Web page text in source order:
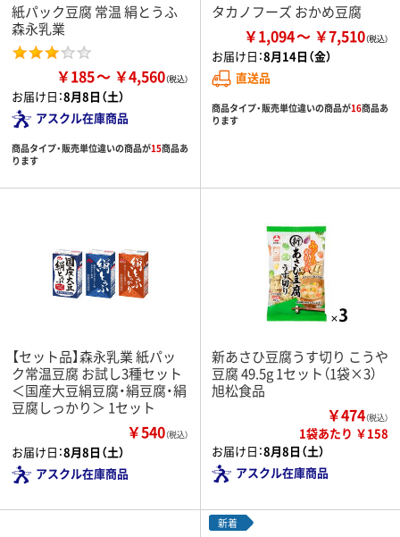
紙パック豆腐 常温 絹とうふ
森永乳業
￥185 ￥4,560
お届け日：8月8日（土）
アスクル在庫商品
商品タイプ・販売単位違いの商品が15商品あ
ります
タカノフーズ おかめ豆腐
￥1,094 ￥7,510
お届け日：8月14日（金）
直送品
商品タイプ・販売単位違いの商品が16商品あ
ります
【セット品】森永乳業 紙パッ
ク常温豆腐 お試し3種セット
＜国産大豆絹豆腐・絹豆腐・絹
豆腐しっかり＞ 1セット
￥540（税込）
お届け日：8月8日（土）
アスクル在庫商品
新あさひ豆腐うす切り こうや
豆腐 49.5g 1セット（1袋×3）
旭松食品
￥474（税込）
1袋あたり ￥158
お届け日：8月8日（土）
アスクル在庫商品
新着